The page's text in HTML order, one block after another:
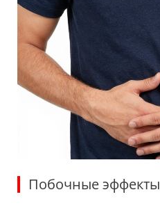
Побочные эффекты